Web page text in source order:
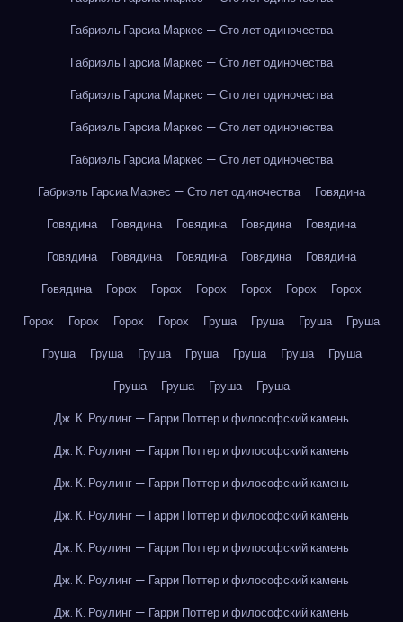
Габриэль Гарсиа Маркес — Сто лет одиночества
Габриэль Гарсиа Маркес — Сто лет одиночества
Габриэль Гарсиа Маркес — Сто лет одиночества
Габриэль Гарсиа Маркес — Сто лет одиночества
Габриэль Гарсиа Маркес — Сто лет одиночества
Габриэль Гарсиа Маркес — Сто лет одиночества
Говядина
Говядина
Говядина Говядина Говядина
Говядина
Говядина
Говядина Говядина Говядина
Говядина
Говядина
Горох Горох Горох Горох Горох
Горох
Горох
Горох Горох Горох Груша Груша Груша
Груша
Груша
Груша Груша Груша Груша Груша
Груша
Груша
Груша Груша
Груша
Дж. К. Роулинг — Гарри Поттер и философский камень
Дж. К. Роулинг — Гарри Поттер и философский камень
Дж. К. Роулинг — Гарри Поттер и философский камень
Дж. К. Роулинг — Гарри Поттер и философский камень
Дж. К. Роулинг — Гарри Поттер и философский камень
Дж. К. Роулинг — Гарри Поттер и философский камень
Дж. К. Роулинг — Гарри Поттер и философский камень